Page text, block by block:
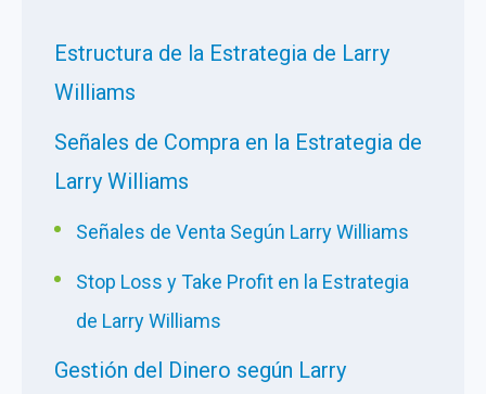
Estructura de la Estrategia de Larry
Williams
Señales de Compra en la Estrategia de
Larry Williams
Señales de Venta Según Larry Williams
Stop Loss y Take Profit en la Estrategia
de Larry Williams
Gestión del Dinero según Larry